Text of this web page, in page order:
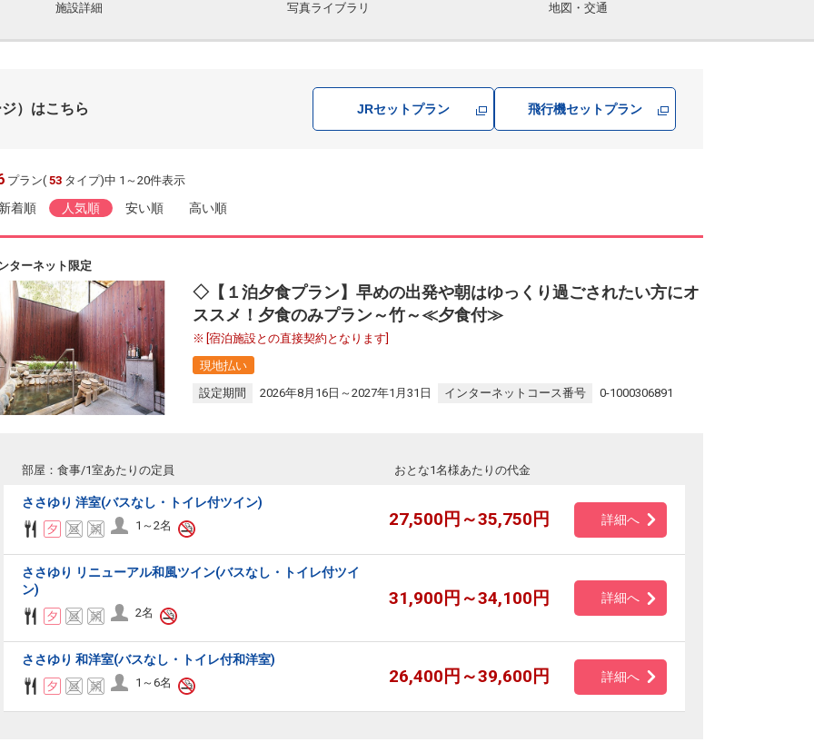
施設詳細 写真ライブラリ 地図・交通
）はこちら JRセットプラン 飛行機セットプラン
プラン( 53 タイプ)中 1～20件表示
着順 人気順 安い順 高い順
ターネット限定
◇【１泊夕食プラン】早めの出発や朝はゆっくり過ごされたい方にオ
ススメ！夕食のみプラン～竹～≪夕食付≫
[宿泊施設との直接契約となります]
現地払い
設定期間
2026年8月16日～2027年1月31日 インターネットコース番号 0-1000306891
部屋：食事/1室あたりの定員 おとな1名様あたりの代金
ささゆり 洋室(バスなし・トイレ付ツイン)
1～2名 27,500円～35,750円 詳細へ
ささゆり リニューアル和風ツイン(バスなし・トイレ付ツイ
ン)
2名
31,900円～34,100円 詳細へ
ささゆり 和洋室(バスなし・トイレ付和洋室)
1～6名 26,400円～39,600円 詳細へ